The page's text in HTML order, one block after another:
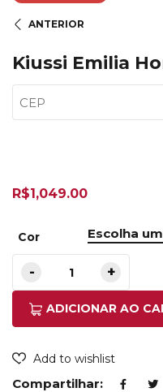
ANTERIOR
Kiussi Emilia
R$1,049.00
Cor
ADICIONAR AO
Add to wishlist
Compartilhar: